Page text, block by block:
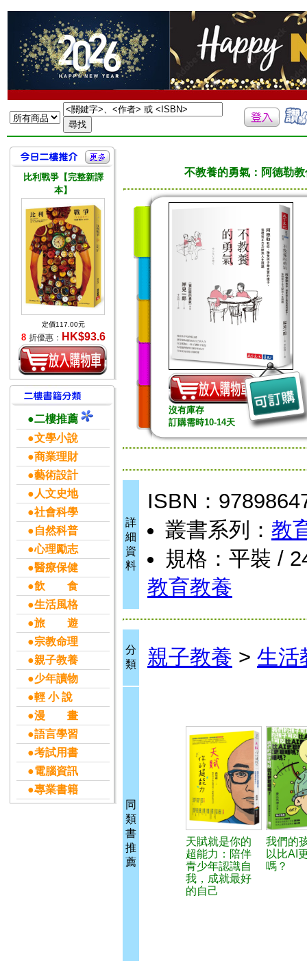
比利戰爭【完整新譯
本】
定價117.00元
8 折優惠： HK$93.6
●二樓推薦
●文學小說
●商業理財
●藝術設計
●人文史地
●社會科學
●自然科普
●心理勵志
●醫療保健
●飲 食
●生活風格
●旅 遊
●宗教命理
●親子教養
●少年讀物
●輕 小 說
●漫 畫
●語言學習
●考試用書
●電腦資訊
●專業書籍
不教養的勇氣：阿德勒
沒有庫存
訂購需時10-14天
詳
細
資
料
ISBN：
叢書系列： 教
規格：平裝 /
教育教養
分
類
親子教養 > 生活
同
類
書
推
薦
天賦就是你的
超能力：陪伴
青少年認識自
我，成就最好
的自己
我們的
以比AI
嗎？